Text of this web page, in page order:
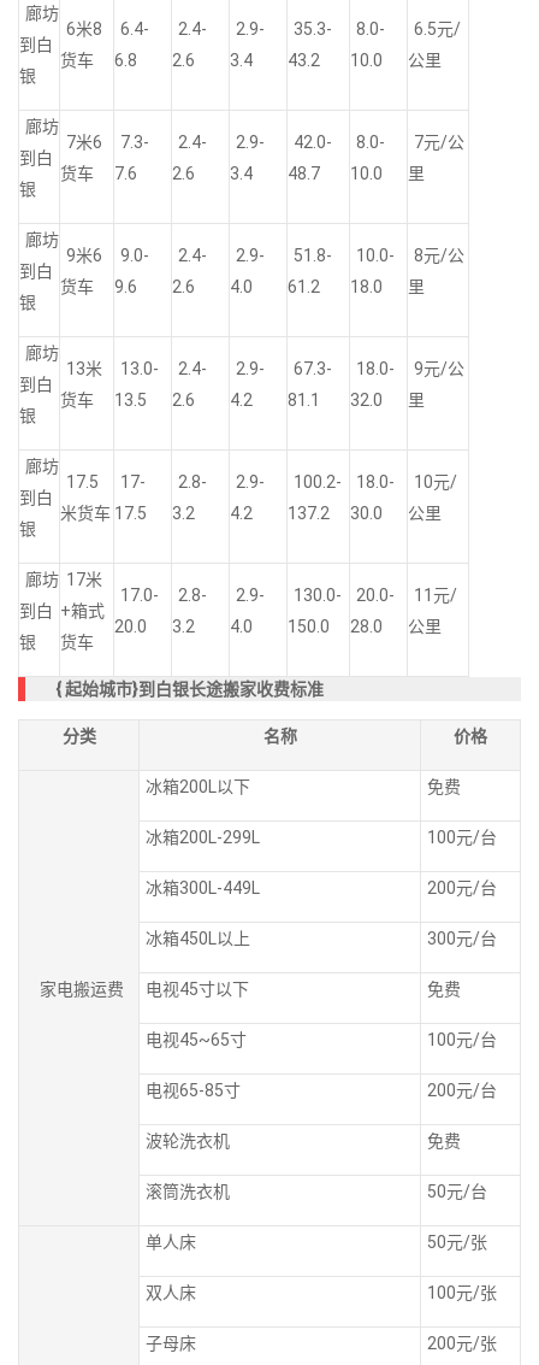
廊坊
到白
银
6米8
货车
6.4-
6.8
2.4-
2.6
2.9-
3.4
35.3-
43.2
8.0-
10.0
6.5元/
公里
廊坊
到白
银
7米6
货车
7.3-
7.6
2.4-
2.6
2.9-
3.4
42.0-
48.7
8.0-
10.0
7元/公
里
廊坊
到白
银
9米6
货车
9.0-
9.6
2.4-
2.6
2.9-
4.0
51.8-
61.2
10.0-
18.0
8元/公
里
廊坊
到白
银
13米
货车
13.0-
13.5
2.4-
2.6
2.9-
4.2
67.3-
81.1
18.0-
32.0
9元/公
里
廊坊
到白
银
17.5
米货车
17-
17.5
2.8-
3.2
2.9-
4.2
100.2-
137.2
18.0-
30.0
10元/
公里
廊坊
到白
银
17米
+箱式
货车
17.0-
20.0
2.8-
3.2
2.9-
4.0
130.0-
150.0
20.0-
28.0
11元/
公里
{ 起始城市}到白银长途搬家收费标准
分类 名称 价格
家电搬运费
冰箱200L以下 免费
冰箱200L-299L 100元/台
冰箱300L-449L 200元/台
冰箱450L以上 300元/台
电视45寸以下 免费
电视45~65寸 100元/台
电视65-85寸 200元/台
波轮洗衣机 免费
滚筒洗衣机 50元/台
单人床 50元/张
双人床 100元/张
子母床 200元/张